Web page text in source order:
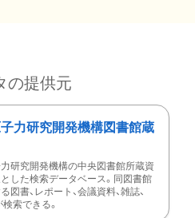
の提供元
力研究開発機構図書館蔵
研究開発機構の中央図書館所蔵資
した検索データベース。同図書館
図書、レポート、会議資料、雑誌、
索できる。